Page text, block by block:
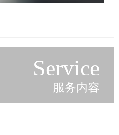
Service
服务内容